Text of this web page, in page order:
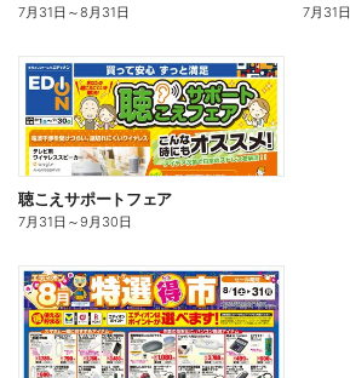
7月31日 ～8月31日 7月31日
聴こえサポートフェア
7月31日 ～9月30日